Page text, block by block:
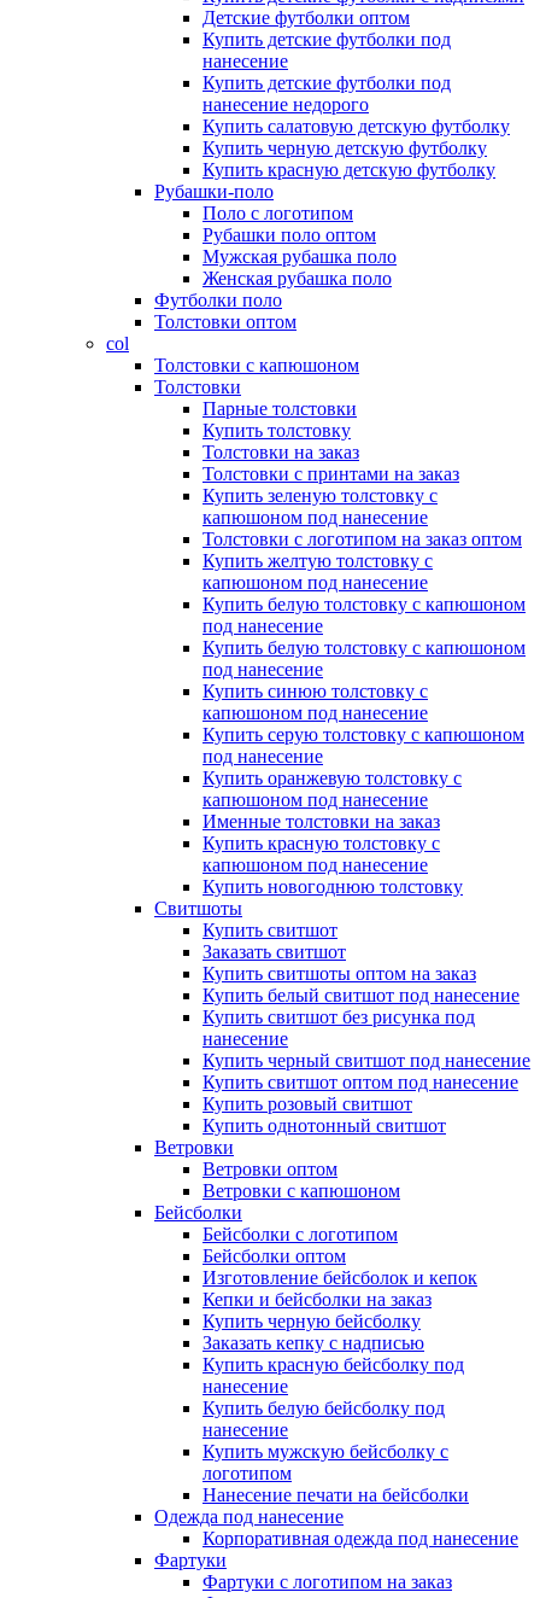
Детские футболки оптом
Купить детские футболки под
нанесение
Купить детские футболки под
нанесение недорого
Купить салатовую детскую футболку
Купить черную детскую футболку
Купить красную детскую футболку
Рубашки-поло
Поло с логотипом
Рубашки поло оптом
Мужская рубашка поло
Женская рубашка поло
Футболки поло
Толстовки оптом
col
Толстовки с капюшоном
Толстовки
Парные толстовки
Купить толстовку
Толстовки на заказ
Толстовки с принтами на заказ
Купить зеленую толстовку с
капюшоном под нанесение
Толстовки с логотипом на заказ оптом
Купить желтую толстовку с
капюшоном под нанесение
Купить белую толстовку с капюшоном
под нанесение
Купить белую толстовку с капюшоном
под нанесение
Купить синюю толстовку с
капюшоном под нанесение
Купить серую толстовку с капюшоном
под нанесение
Купить оранжевую толстовку с
капюшоном под нанесение
Именные толстовки на заказ
Купить красную толстовку с
капюшоном под нанесение
Купить новогоднюю толстовку
Свитшоты
Купить свитшот
Заказать свитшот
Купить свитшоты оптом на заказ
Купить белый свитшот под нанесение
Купить свитшот без рисунка под
нанесение
Купить черный свитшот под нанесение
Купить свитшот оптом под нанесение
Купить розовый свитшот
Купить однотонный свитшот
Ветровки
Ветровки оптом
Ветровки с капюшоном
Бейсболки
Бейсболки с логотипом
Бейсболки оптом
Изготовление бейсболок и кепок
Кепки и бейсболки на заказ
Купить черную бейсболку
Заказать кепку с надписью
Купить красную бейсболку под
нанесение
Купить белую бейсболку под
нанесение
Купить мужскую бейсболку с
логотипом
Нанесение печати на бейсболки
Одежда под нанесение
Корпоративная одежда под нанесение
Фартуки
Фартуки с логотипом на заказ